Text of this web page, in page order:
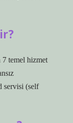
temel hizmet
servisi (self